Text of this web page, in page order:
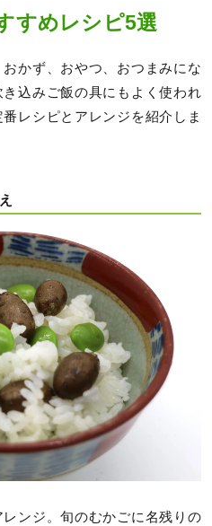
すめレシピ5選
かず、おやつ、おつまみにな
込みご飯の具にもよく使われ
レシピとアレンジを紹介しま
ンジ。旬のむかごに名残りの